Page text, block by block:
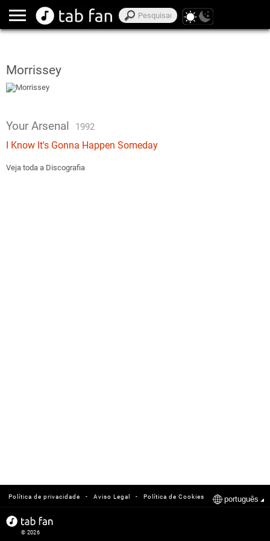
Morrissey
Your Arsenal 1992
I Know It's Gonna Happen Someday
Veja toda a Discografia
Política de Cookies
-
Aviso Legal
-
Política de privacidade português
© 2026